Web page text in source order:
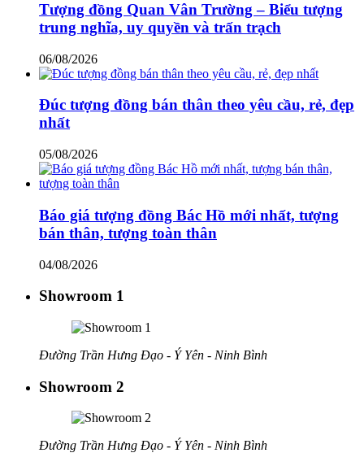
Tượng đồng Quan Vân Trường – Biểu tượng
trung nghĩa, uy quyền và trấn trạch
06/08/2026
Đúc tượng đồng bán thân theo yêu cầu, rẻ, đẹp
nhất
05/08/2026
Báo giá tượng đồng Bác Hồ mới nhất, tượng
bán thân, tượng toàn thân
04/08/2026
Showroom 1
Đường Trần Hưng Đạo - Ý Yên - Ninh Bình
Showroom 2
Đường Trần Hưng Đạo - Ý Yên - Ninh Bình